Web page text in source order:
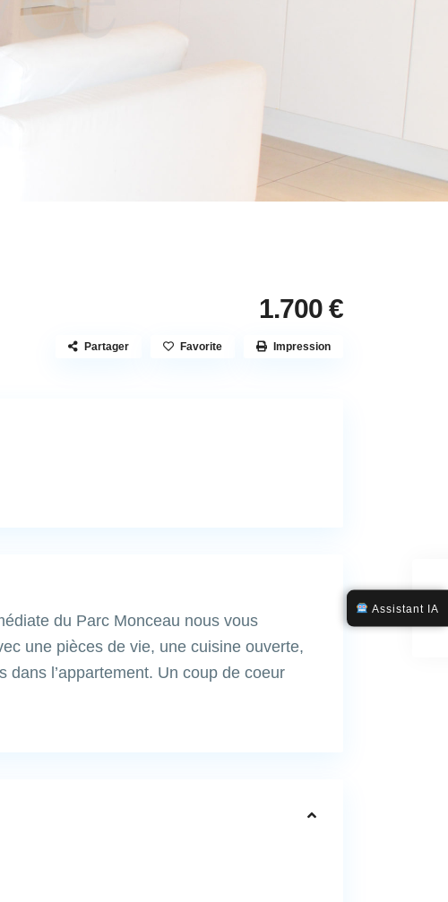
1.700 €
Partager Favorite Impression
du Parc Monceau nous vous
une pièces de vie, une cuisine ouverte,
l’appartement. Un coup de coeur
Assistant IA